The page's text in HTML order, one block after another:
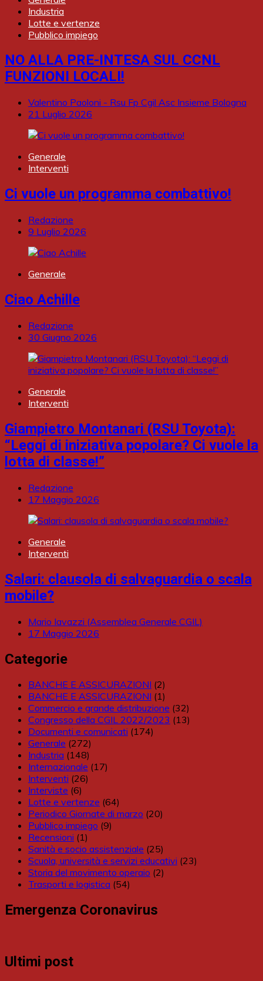
Industria
Lotte e vertenze
Pubblico impiego
NO ALLA PRE-INTESA SUL CCNL
FUNZIONI LOCALI!
Valentino Paoloni - Rsu Fp Cgil Asc Insieme Bologna
21 Luglio 2026
Generale
Interventi
Ci vuole un programma combattivo!
Redazione
9 Luglio 2026
Generale
Ciao Achille
Redazione
30 Giugno 2026
Generale
Interventi
Giampietro Montanari (RSU Toyota):
“Leggi di iniziativa popolare? Ci vuole la
lotta di classe!”
Redazione
17 Maggio 2026
Generale
Interventi
Salari: clausola di salvaguardia o scala
mobile?
Mario Iavazzi (Assemblea Generale CGIL)
17 Maggio 2026
Categorie
BANCHE E ASSICURAZIONI (2)
BANCHE E ASSICURAZIONI (1)
Commercio e grande distribuzione (32)
Congresso della CGIL 2022/2023 (13)
Documenti e comunicati (174)
Generale (272)
Industria (148)
Internazionale (17)
Interventi (26)
Interviste (6)
Lotte e vertenze (64)
Periodico Giornate di marzo (20)
Pubblico impiego (9)
Recensioni (1)
Sanità e socio assistenziale (25)
Scuola, università e servizi educativi (23)
Storia del movimento operaio (2)
Trasporti e logistica (54)
Emergenza Coronavirus
Ultimi post